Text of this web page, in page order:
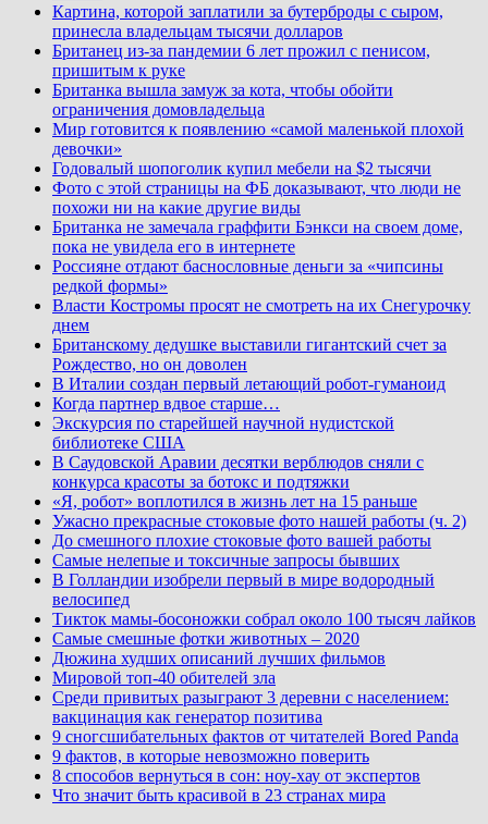
Картина, которой заплатили за бутерброды с сыром,
принесла владельцам тысячи долларов
Британец из-за пандемии 6 лет прожил с пенисом,
пришитым к руке
Британка вышла замуж за кота, чтобы обойти
ограничения домовладельца
Мир готовится к появлению «самой маленькой плохой
девочки»
Годовалый шопоголик купил мебели на $2 тысячи
Фото с этой страницы на ФБ доказывают, что люди не
похожи ни на какие другие виды
Британка не замечала граффити Бэнкси на своем доме,
пока не увидела его в интернете
Россияне отдают баснословные деньги за «чипсины
редкой формы»
Власти Костромы просят не смотреть на их Снегурочку
днем
Британскому дедушке выставили гигантский счет за
Рождество, но он доволен
В Италии создан первый летающий робот-гуманоид
Когда партнер вдвое старше…
Экскурсия по старейшей научной нудистской
библиотеке США
В Саудовской Аравии десятки верблюдов сняли с
конкурса красоты за ботокс и подтяжки
«Я, робот» воплотился в жизнь лет на 15 раньше
Ужасно прекрасные стоковые фото нашей работы (ч. 2)
До смешного плохие стоковые фото вашей работы
Самые нелепые и токсичные запросы бывших
В Голландии изобрели первый в мире водородный
велосипед
Тикток мамы-босоножки собрал около 100 тысяч лайков
Самые смешные фотки животных – 2020
Дюжина худших описаний лучших фильмов
Мировой топ-40 обителей зла
Среди привитых разыграют 3 деревни с населением:
вакцинация как генератор позитива
9 сногсшибательных фактов от читателей Bored Panda
9 фактов, в которые невозможно поверить
8 способов вернуться в сон: ноу-хау от экспертов
Что значит быть красивой в 23 странах мира